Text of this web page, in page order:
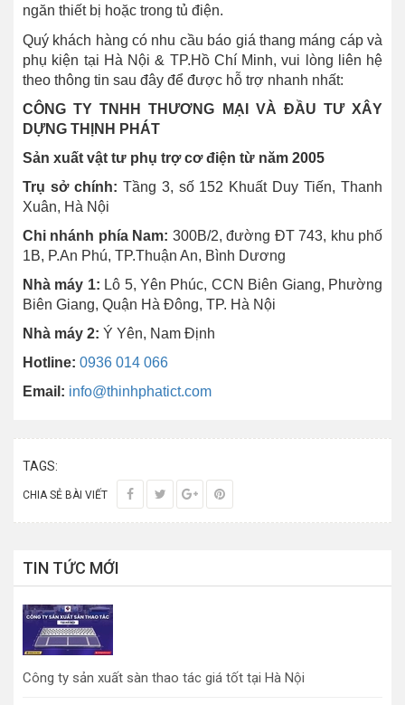
ngăn thiết bị hoặc trong tủ điện.
Quý khách hàng có nhu cầu báo giá thang máng cáp và
phụ kiện tại Hà Nội & TP.Hồ Chí Minh, vui lòng liên hệ
theo thông tin sau đây để được hỗ trợ nhanh nhất:
CÔNG TY TNHH THƯƠNG MẠI VÀ ĐẦU TƯ XÂY
DỰNG THỊNH PHÁT
Sản xuất vật tư phụ trợ cơ điện từ năm 2005
Trụ sở chính: Tầng 3, số 152 Khuất Duy Tiến, Thanh
Xuân, Hà Nội
Chi nhánh phía Nam: 300B/2, đường ĐT 743, khu phố
1B, P.An Phú, TP.Thuận An, Bình Dương
Nhà máy 1: Lô 5, Yên Phúc, CCN Biên Giang, Phường
Biên Giang, Quận Hà Đông, TP. Hà Nội
Nhà máy 2: Ý Yên, Nam Định
Hotline: 0936 014 066
Email: info@thinhphatict.com
TAGS:
CHIA SẺ BÀI VIẾT
TIN TỨC MỚI
Công ty sản xuất sàn thao tác giá tốt tại Hà Nội